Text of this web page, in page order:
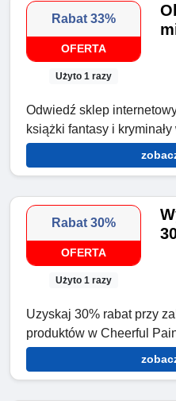
Rabat 33%
OFERTA
Użyto 1 razy
Odwiedź sklep
książki fantasy i
Rabat 30%
OFERTA
Użyto 1 razy
Uzyskaj 30% rabat przy
produktów w Cheerful